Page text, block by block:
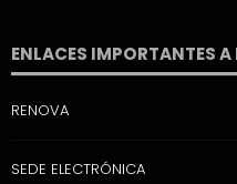
ENLACES IMPORTANTES
RENOVA
SEDE ELECTRÓNICA